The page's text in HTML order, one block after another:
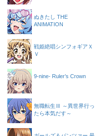
ぬきたし THE
ANIMATION
戦姫絶唱シンフォギアＸ
Ｖ
9-nine- Ruler’s Crown
無職転生Ⅲ ～異世界行っ
たら本気だす～